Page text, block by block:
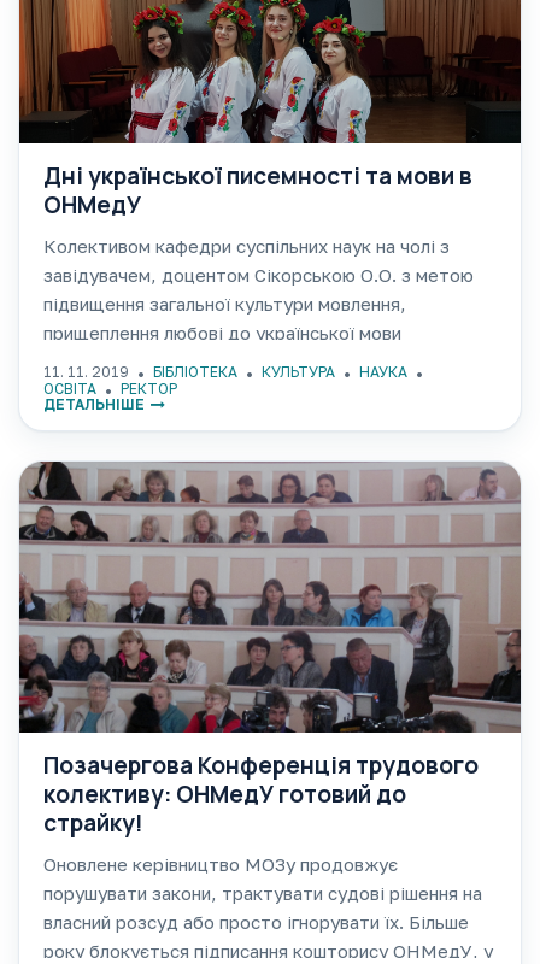
Дні української писемності та мови в
ОНМедУ
Колективом кафедри суспільних наук на чолі з
завідувачем, доцентом Сікорською О.О. з метою
підвищення загальної культури мовлення,
прищеплення любові до української мови
традиційно на початку листопада було проведено
низку заходів, присвячених Дню української
писемності та мови, який відмічається щорічно 9
11. 11. 2019 БІБЛІОТЕКА КУЛЬТУРА
НАУКА
ОСВІТА
РЕКТОР
ДЕТАЛЬНІШЕ
Позачергова Конференція трудового
колективу: ОНМедУ готовий до
страйку!
Оновлене керівництво МОЗу продовжує
порушувати закони, трактувати судові рішення на
власний розсуд або просто ігнорувати їх. Більше
року блокується підписання кошторису ОНМедУ, у